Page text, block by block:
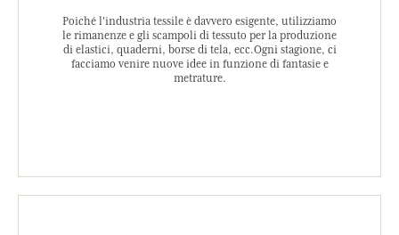
Poiché l'industria tessile è davvero esigente, utilizziamo
le rimanenze e gli scampoli di tessuto per la produzione
di elastici, quaderni, borse di tela, ecc.Ogni stagione, ci
facciamo venire nuove idee in funzione di fantasie e
metrature.